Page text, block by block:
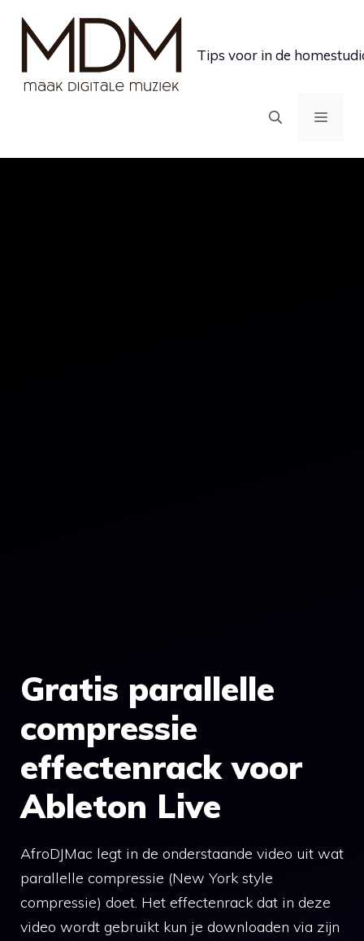
inhoud
Tips voor in de
MENU
Gratis parallelle
compressie
effectenrack voor
Ableton Live
AfroDJMac legt in de onderstaande video uit wat
parallelle compressie (New York style
compressie) doet. Het effectenrack dat in deze
video wordt gebruikt kun je downloaden via zijn